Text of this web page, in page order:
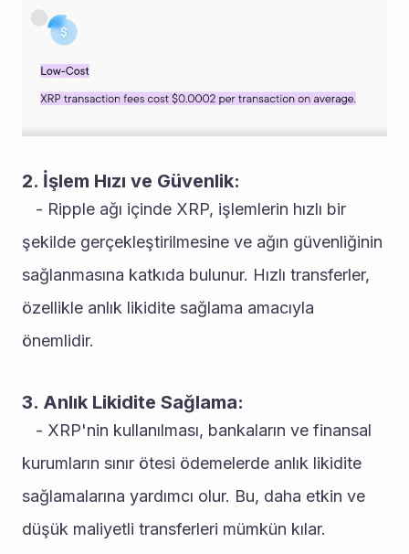
2. İşlem Hızı ve Güvenlik:
şekilde gerçekleştirilmesine ve ağın güvenliğinin
sağlanmasına katkıda bulunur. Hızlı transferler,
özellikle anlık likidite sağlama amacıyla
önemlidir.
3. Anlık Likidite Sağlama:
kurumların sınır ötesi ödemelerde anlık likidite
sağlamalarına yardımcı olur. Bu, daha etkin ve
düşük maliyetli transferleri mümkün kılar.